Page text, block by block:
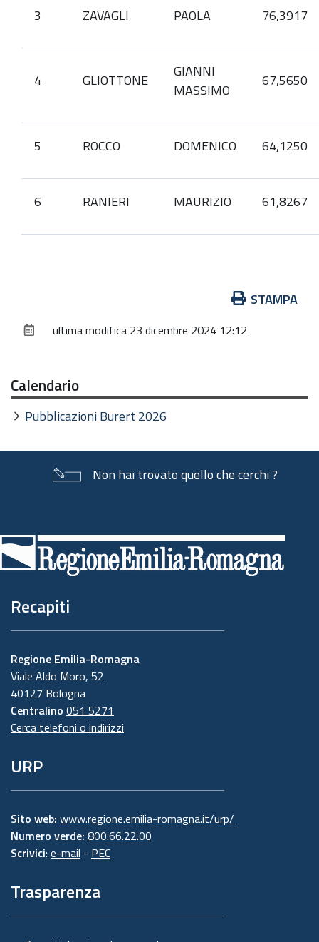
3 ZAVAGLI PAOLA 76,3917
4 GLIOTTONE
GIANNI
MASSIMO
67,5650
5 ROCCO DOMENICO 64,1250
6 RANIERI MAURIZIO 61,8267
documento
STAMPA
ultima modifica 23 dicembre 2024 12:12
Calendario
Pubblicazioni Burert 2026
Non hai trovato quello che cerchi ?
di
pagina
Recapiti
Regione Emilia-Romagna
Viale Aldo Moro, 52
40127 Bologna
Centralino 051 5271
Cerca telefoni o indirizzi
URP
Sito web: www.regione.emilia-romagna.it/urp/
Numero verde: 800.66.22.00
Scrivici: e-mail - PEC
Trasparenza